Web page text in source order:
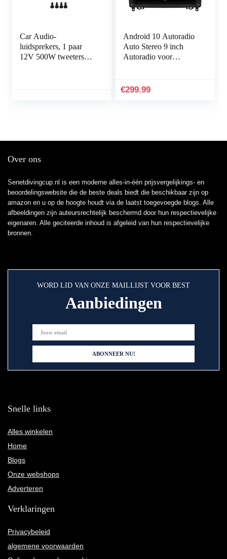
Car Audio-
luidsprekers, 1 paar
12V 500W tweeters
Android 10 Autoradio
Auto Stereo 9 inch
Autoradio voor
W639/Vito/Viano/B-
€299.99
Over ons
Senetdivingcup.nl is een moderne alles-in-één prijsvergelijkings- en
beoordelingswebsite die de beste deals biedt die beschikbaar zijn op
amazon en u op de hoogte houdt via de laatst toegevoegde blogs. Alle
afbeeldingen zijn auteursrechtelijk beschermd door hun respectievelijke
eigenaren. Alle geciteerde inhoud is afgeleid van hun respectievelijke
bronnen.
WORD LID VAN ONZE MAILLIJST VOOR BEST
Aanbiedingen
Snelle links
Alles winkelen
Home
Blogs
Onze webshops
Adverteren
Verklaringen
Privacybeleid
algemene voorwaarden